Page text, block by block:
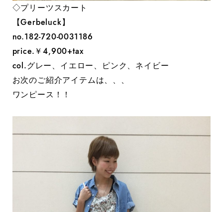
◇プリーツスカート
【Gerbeluck】
no.182-720-0031186
price.￥4,900+tax
col.グレー、イエロー、ピンク、ネイビー
お次のご紹介アイテムは、、、
ワンピース！！